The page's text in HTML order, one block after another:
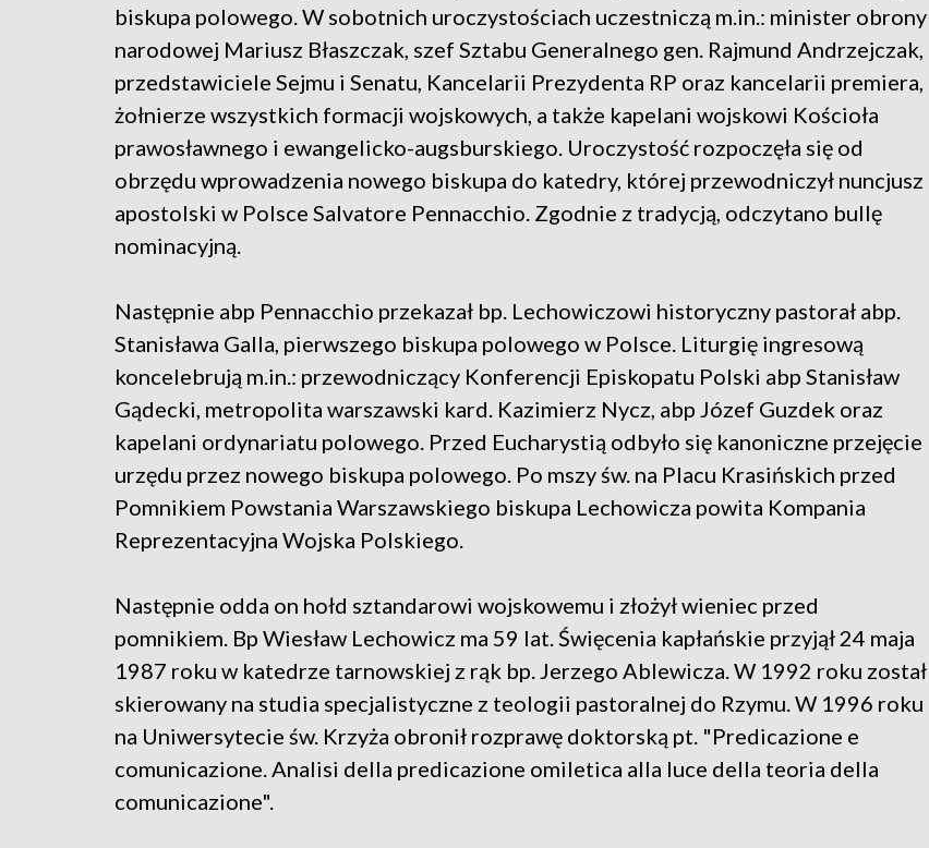
biskupa polowego. W sobotnich uroczystościach uczestniczą m.in.: minister obrony
narodowej Mariusz Błaszczak, szef Sztabu Generalnego gen. Rajmund Andrzejczak,
przedstawiciele Sejmu i Senatu, Kancelarii Prezydenta RP oraz kancelarii premiera,
żołnierze wszystkich formacji wojskowych, a także kapelani wojskowi Kościoła
prawosławnego i ewangelicko-augsburskiego. Uroczystość rozpoczęła się od
obrzędu wprowadzenia nowego biskupa do katedry, której przewodniczył nuncjusz
apostolski w Polsce Salvatore Pennacchio. Zgodnie z tradycją, odczytano bullę
nominacyjną.
Następnie abp Pennacchio przekazał bp. Lechowiczowi historyczny pastorał abp.
Stanisława Galla, pierwszego biskupa polowego w Polsce. Liturgię ingresową
koncelebrują m.in.: przewodniczący Konferencji Episkopatu Polski abp Stanisław
Gądecki, metropolita warszawski kard. Kazimierz Nycz, abp Józef Guzdek oraz
kapelani ordynariatu polowego. Przed Eucharystią odbyło się kanoniczne przejęcie
urzędu przez nowego biskupa polowego. Po mszy św. na Placu Krasińskich przed
Pomnikiem Powstania Warszawskiego biskupa Lechowicza powita Kompania
Reprezentacyjna Wojska Polskiego.
Następnie odda on hołd sztandarowi wojskowemu i złożył wieniec przed
pomnikiem. Bp Wiesław Lechowicz ma 59 lat. Święcenia kapłańskie przyjął 24 maja
1987 roku w katedrze tarnowskiej z rąk bp. Jerzego Ablewicza. W 1992 roku został
skierowany na studia specjalistyczne z teologii pastoralnej do Rzymu. W 1996 roku
na Uniwersytecie św. Krzyża obronił rozprawę doktorską pt. "Predicazione e
comunicazione. Analisi della predicazione omiletica alla luce della teoria della
comunicazione".